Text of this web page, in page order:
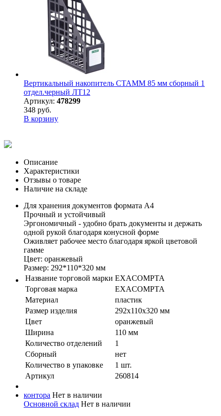
Вертикальный накопитель СТАММ 85 мм сборный 1
отдел.черный ЛТ12
Артикул: 478299
348 руб.
В корзину
Описание
Характеристики
Отзывы о товаре
Наличие на складе
Для хранения документов формата А4
Прочный и устойчивый
Эргономичный - удобно брать документы и держать
одной рукой благодаря конусной форме
Оживляет рабочее место благодаря яркой цветовой
гамме
Цвет: оранжевый
Размер: 292*110*320 мм
Название торговой марки EXACOMPTA
Торговая марка
EXACOMPTA
Материал
пластик
Размер изделия
292х110х320 мм
Цвет
оранжевый
Ширина
110 мм
Количество отделений
1
Сборный
нет
Количество в упaковке
1 шт.
Артикул
260814
контора Нет в наличии
Основной склад Нет в наличии